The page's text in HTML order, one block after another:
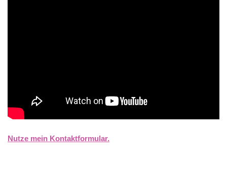
Nutze mein Kontaktformular.